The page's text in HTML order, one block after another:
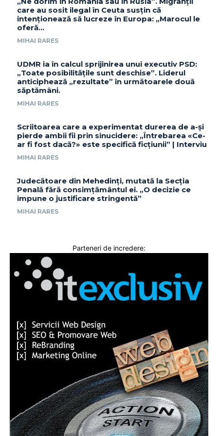
care au sosit ilegal în Ceuta susțin că
intenționează să lucreze în Europa: „Marocul le
oferă...
MIHAI RARES
UDMR ia în calcul sprijinirea unui executiv PSD:
„Toate posibilitățile sunt deschise”. Liderul
anticiphează „rezultate” în următoarele două
săptămâni.
MIHAI RARES
Scriitoarea care a experimentat durerea de a-și
pierde ambii fii prin sinucidere: „Întrebarea «Ce-
ar fi fost dacă?» este specifică ficțiunii” | Interviu
MIHAI RARES
Judecătoare din Mehedinți, mutată la Secția
Penală fără consimțământul ei. „O decizie ce
impune o justificare stringentă”
MIHAI RARES
Parteneri de incredere: